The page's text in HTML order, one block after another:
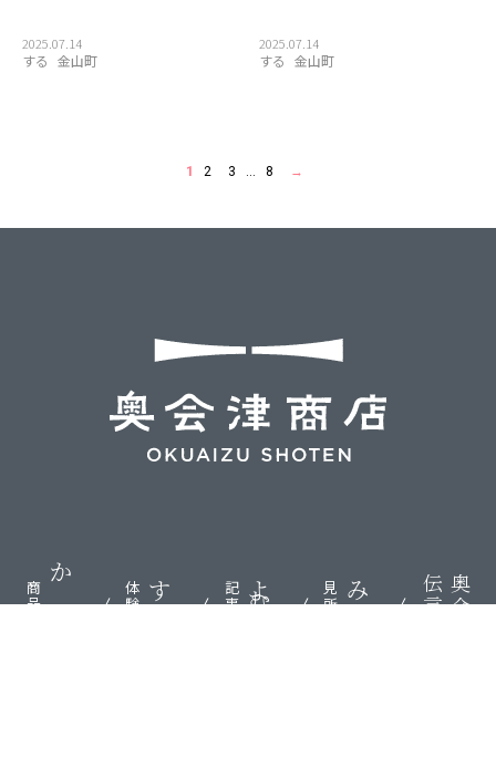
2025.07.14
する 金山町
2025.07.14
する 金山町
1 2 3 8 →
かう
商品 する
体験 よむ
記事 みる
見所 奥会津
伝言板